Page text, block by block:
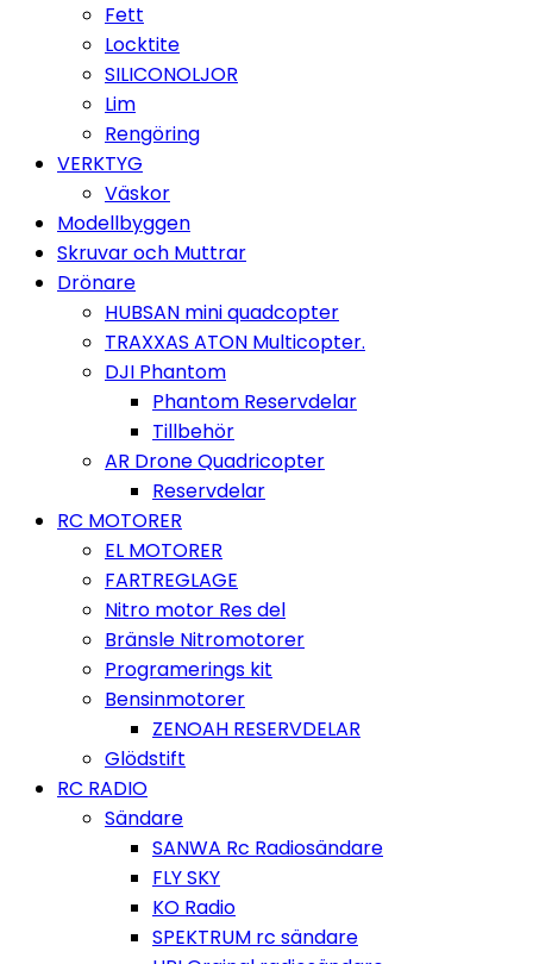
Fett
Locktite
SILICONOLJOR
Lim
Rengöring
VERKTYG
Väskor
Modellbyggen
Skruvar och Muttrar
Drönare
HUBSAN mini quadcopter
TRAXXAS ATON Multicopter.
DJI Phantom
Phantom Reservdelar
Tillbehör
AR Drone Quadricopter
Reservdelar
RC MOTORER
EL MOTORER
FARTREGLAGE
Nitro motor Res del
Bränsle Nitromotorer
Programerings kit
Bensinmotorer
ZENOAH RESERVDELAR
Glödstift
RC RADIO
Sändare
SANWA Rc Radiosändare
FLY SKY
KO Radio
SPEKTRUM rc sändare